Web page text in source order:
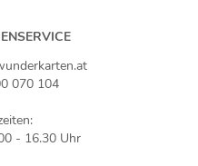
070 104
- 16.30 Uhr